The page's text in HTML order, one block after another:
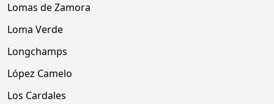
Lomas de Zamora
Loma Verde
Longchamps
López Camelo
Los Cardales